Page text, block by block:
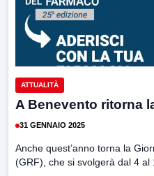
ATTUALITÀ
A Benevento ritorna
31 GENNAIO 2025
Anche quest’anno torna la
(GRF), che si svolgerà dal 4 al